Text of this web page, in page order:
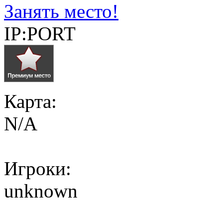
Занять место!
IP:PORT
Карта:
N/A
Игроки:
unknown